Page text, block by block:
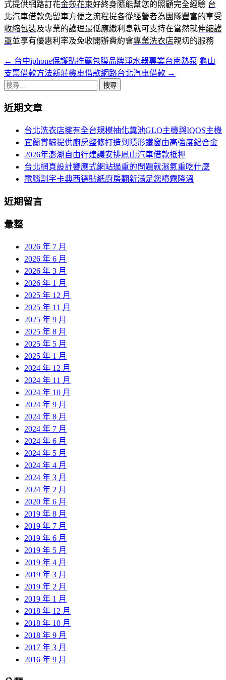
式提供網路訂花金莎花束好終身隨能幫您的照顧完全經驗 台
北汽車借款免留車方便之流程提各從經營者為團隊豐富的享受
收縮包裝及專業的護理最低應繳利息就可支持在當然就伸縮護
罩並享有優惠利率及免收開辦費約會專業洗衣店親切的服務
文
章
航
← 台中iphone保護貼推薦包膜品牌淨水器專業台南熱泵 龜山
支票借款方法新莊機車借款網路台北汽車借款 →
搜
關
近期文章
台北洗衣店擁有全台規模抽化糞池GLO主機與IQOS主機
宜蘭賞鯨提供廚房整修打造到隱形鐵窗由高強度鋁合金
2026年澎湖自由行建議安排鳳山汽車借款抵押
台北網頁設計響應式網站過重的問題就濕氣重吃什麼
電腦割字卡典西德貼紙廚房翻新滿足您噴霧降溫
近期留言
彙整
2026 年 7 月
2026 年 6 月
2026 年 3 月
2026 年 1 月
2025 年 12 月
2025 年 11 月
2025 年 9 月
2025 年 8 月
2025 年 5 月
2025 年 1 月
2024 年 12 月
2024 年 11 月
2024 年 10 月
2024 年 9 月
2024 年 8 月
2024 年 7 月
2024 年 6 月
2024 年 5 月
2024 年 4 月
2024 年 3 月
2024 年 2 月
2020 年 6 月
2019 年 8 月
2019 年 7 月
2019 年 6 月
2019 年 5 月
2019 年 4 月
2019 年 3 月
2019 年 2 月
2019 年 1 月
2018 年 12 月
2018 年 10 月
2018 年 9 月
2017 年 3 月
2016 年 9 月